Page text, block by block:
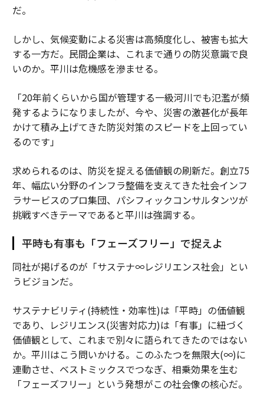
だ。
しかし、気候変動による災害は高頻度化し、被害も拡大
する一方だ。民間企業は、これまで通りの防災意識で良
いのか。平川は危機感を滲ませる。
「20年前くらいから国が管理する一級河川でも氾濫が頻
発するようになりましたが、今や、災害の激甚化が長年
かけて積み上げてきた防災対策のスピードを上回ってい
るのです」
求められるのは、防災を捉える価値観の刷新だ。創立75
年、幅広い分野のインフラ整備を支えてきた社会インフ
ラサービスのプロ集団、パシフィックコンサルタンツが
挑戦すべきテーマであると平川は強調する。
平時も有事も「フェーズフリー」で捉えよ
同社が掲げるのが「サステナ∞レジリエンス社会」とい
うビジョンだ。
サステナビリティ(持続性・効率性)は「平時」の価値観
であり、レジリエンス(災害対応力)は「有事」に紐づく
価値観として、これまで別々に語られてきたのではない
か。平川はこう問いかける。このふたつを無限大(∞)に
連動させ、ベストミックスでつなぎ、相乗効果を生む
「フェーズフリー」という発想がこの社会像の核心だ。